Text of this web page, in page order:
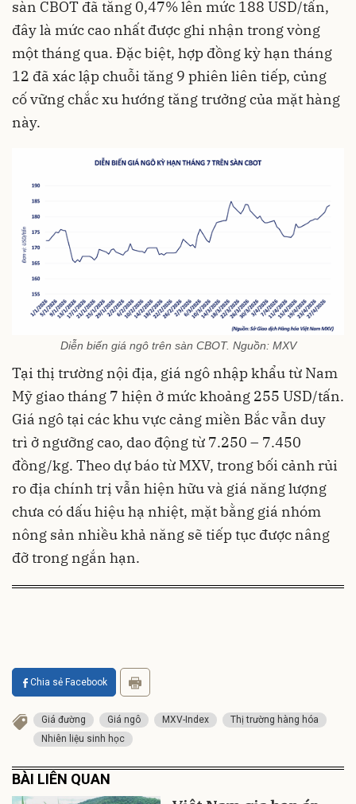
sàn CBOT đã tăng 0,47% lên mức 188 USD/tấn,
đây là mức cao nhất được ghi nhận trong vòng
một tháng qua. Đặc biệt, hợp đồng kỳ hạn tháng
12 đã xác lập chuỗi tăng 9 phiên liên tiếp, củng
cố vững chắc xu hướng tăng trưởng của mặt hàng
này.
Diễn biến giá ngô trên sàn CBOT. Nguồn: MXV
Tại thị trường nội địa, giá ngô nhập khẩu từ Nam
Mỹ giao tháng 7 hiện ở mức khoảng 255 USD/tấn.
Giá ngô tại các khu vực cảng miền Bắc vẫn duy
trì ở ngưỡng cao, dao động từ 7.250 – 7.450
đồng/kg. Theo dự báo từ MXV, trong bối cảnh rủi
ro địa chính trị vẫn hiện hữu và giá năng lượng
chưa có dấu hiệu hạ nhiệt, mặt bằng giá nhóm
nông sản nhiều khả năng sẽ tiếp tục được nâng
đỡ trong ngắn hạn.
Chia sẻ Facebook
Giá đường Giá ngô MXV-Index
Thị trường hàng hóa
Nhiên liệu sinh học
BÀI LIÊN QUAN